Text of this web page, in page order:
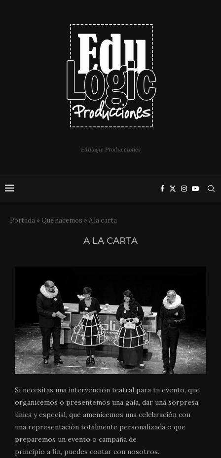
Edulogic Producciones
Portada » Qué hacemos » A la carta
A LA CARTA
Si necesitas una intervención teatral para tu evento, que
organicemos o presentemos una gala, dar una sorpresa
única y especial, que amenicemos una celebración con
una representación totalmente personalizada o que
preparemos un evento o campaña de
principio a fin, puedes contar con nosotros.